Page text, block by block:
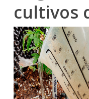
cultivos